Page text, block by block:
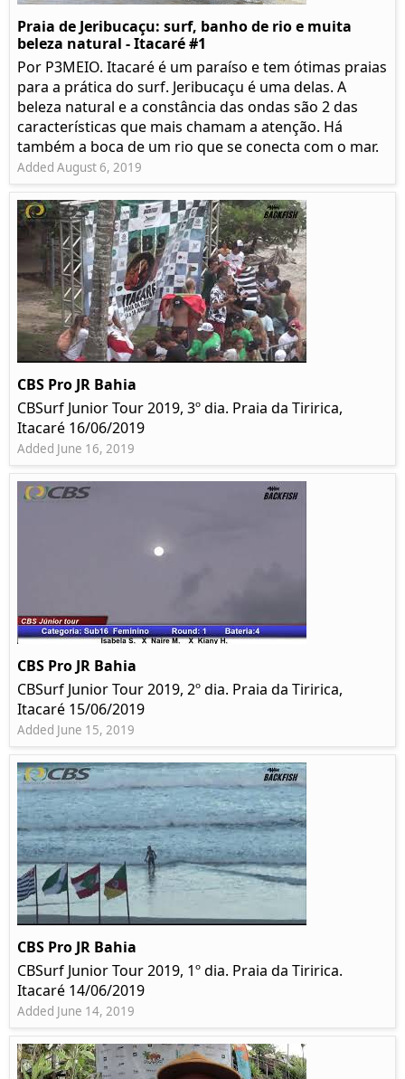
Praia de Jeribucaçu: surf, banho de rio e muita
beleza natural - Itacaré #1
Por P3MEIO. Itacaré é um paraíso e tem ótimas praias
para a prática do surf. Jeribucaçu é uma delas. A
beleza natural e a constância das ondas são 2 das
características que mais chamam a atenção. Há
também a boca de um rio que se conecta com o mar.
Added August 6, 2019
CBS Pro JR Bahia
CBSurf Junior Tour 2019, 3º dia. Praia da Tiririca,
Itacaré 16/06/2019
Added June 16, 2019
CBS Pro JR Bahia
CBSurf Junior Tour 2019, 2º dia. Praia da Tiririca,
Itacaré 15/06/2019
Added June 15, 2019
CBS Pro JR Bahia
CBSurf Junior Tour 2019, 1º dia. Praia da Tiririca.
Itacaré 14/06/2019
Added June 14, 2019